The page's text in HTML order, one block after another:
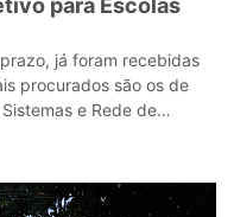
para Escolas
já foram recebidas
procurados são os de
e Rede de